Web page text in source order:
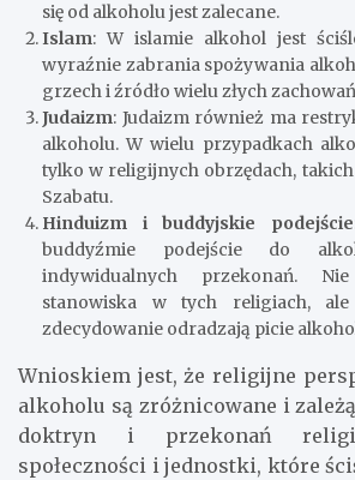
się od alkoholu jest zalecane.
Islam: W islamie alkohol jest
wyraźnie zabrania spożywania
grzech i źródło wielu złych
Judaizm: Judaizm również ma
alkoholu. W wielu przypadkach
tylko w religijnych obrzędach,
Szabatu.
Hinduizm i buddyjskie podejście
buddyźmie podejście do
indywidualnych przekonań.
stanowiska w tych religiach,
zdecydowanie odradzają picie
Wnioskiem jest, że religijne
alkoholu są zróżnicowane i
doktryn i przekonań
społeczności i jednostki, które